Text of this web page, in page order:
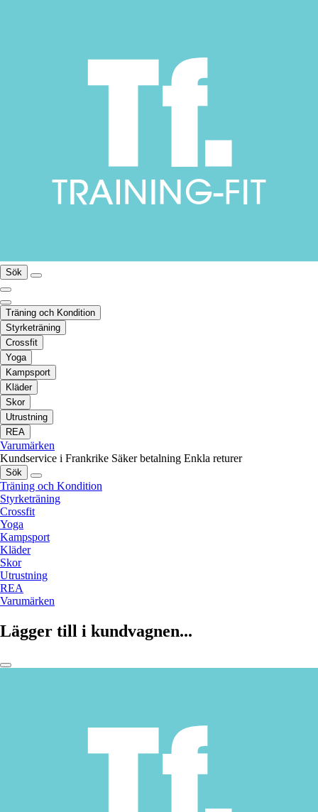
Sök
Träning och Kondition
Styrketräning
Crossfit
Yoga
Kampsport
Kläder
Skor
Utrustning
REA
Varumärken
Kundservice i Frankrike Säker betalning Enkla returer
Sök
Träning och Kondition
Styrketräning
Crossfit
Yoga
Kampsport
Kläder
Skor
Utrustning
REA
Varumärken
Lägger till i kundvagnen...